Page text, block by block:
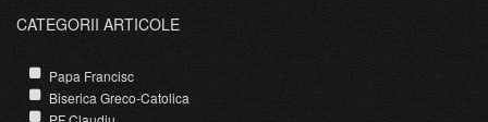
CATEGORII ARTICOLE
Papa Francisc
Biserica Greco-Catolica